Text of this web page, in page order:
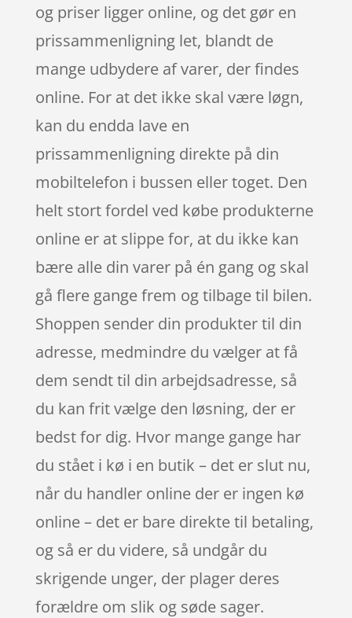
og priser ligger online, og det gør en
prissammenligning let, blandt de
mange udbydere af varer, der findes
online. For at det ikke skal være løgn,
kan du endda lave en
prissammenligning direkte på din
mobiltelefon i bussen eller toget. Den
helt stort fordel ved købe produkterne
online er at slippe for, at du ikke kan
bære alle din varer på én gang og skal
gå flere gange frem og tilbage til bilen.
Shoppen sender din produkter til din
adresse, medmindre du vælger at få
dem sendt til din arbejdsadresse, så
du kan frit vælge den løsning, der er
bedst for dig. Hvor mange gange har
du stået i kø i en butik – det er slut nu,
når du handler online der er ingen kø
online – det er bare direkte til betaling,
og så er du videre, så undgår du
skrigende unger, der plager deres
forældre om slik og søde sager.